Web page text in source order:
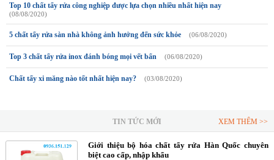
Top 10 chất tẩy rửa công nghiệp được lựa chọn nhiều nhất hiện nay
(08/08/2020)
5 chất tẩy rửa sàn nhà không ảnh hưởng đến sức khỏe (06/08/2020)
Top 3 chất tẩy rửa inox đánh bóng mọi vết bẩn (06/08/2020)
Chất tấy xi măng nào tốt nhất hiện nay? (03/08/2020)
TIN TỨC MỚI XEM THÊM >>
Giới thiệu bộ hóa chất tẩy rửa Hàn Quốc chuyên
biệt cao cấp, nhập khẩu